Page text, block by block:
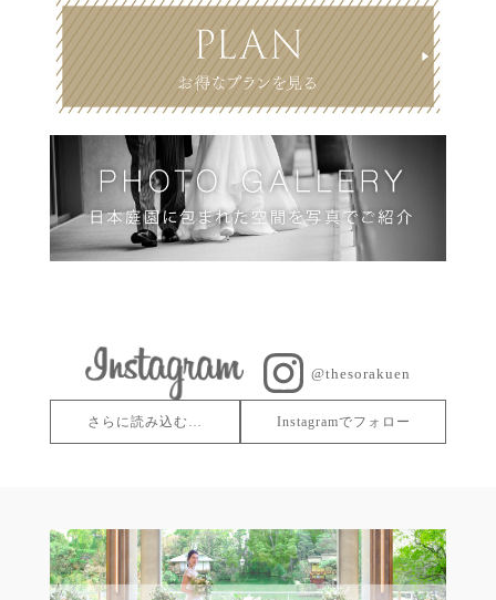
@thesorakuen
さらに読み込む… Instagramでフォロー